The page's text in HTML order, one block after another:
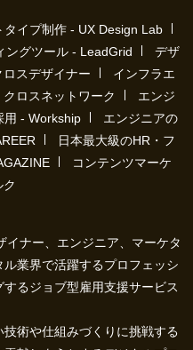
タイプ制作 - UX Design Lab
ングツール - LeadGrid
デザ
スデザイナー
インフラエ
ロスネットワーク
エンジ
用 - Workship
エンジニアの
日本最大級のHR・フ
コンテンツマーケ
ナー、エンジニア、マーケタ
業界で活躍するプロフェッシ
るジョブ型雇用支援サービス
術や仕組みづくりに挑戦する